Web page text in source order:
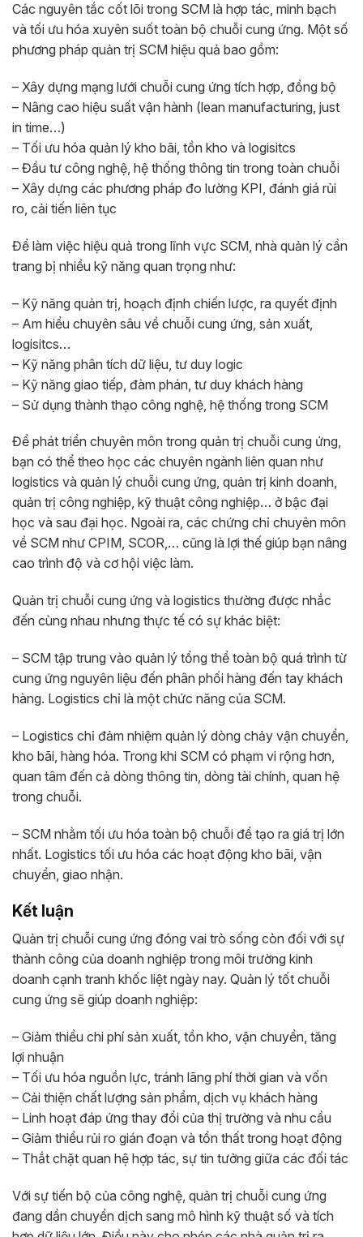
Các nguyên tắc cốt lõi trong SCM là hợp tác, minh bạch
và tối ưu hóa xuyên suốt toàn bộ chuỗi cung ứng. Một số
phương pháp quản trị SCM hiệu quả bao gồm:
– Xây dựng mạng lưới chuỗi cung ứng tích hợp, đồng bộ
– Nâng cao hiệu suất vận hành (lean manufacturing, just
in time…)
– Tối ưu hóa quản lý kho bãi, tồn kho và logisitcs
– Đầu tư công nghệ, hệ thống thông tin trong toàn chuỗi
– Xây dựng các phương pháp đo lường KPI, đánh giá rủi
ro, cải tiến liên tục
Để làm việc hiệu quả trong lĩnh vực SCM, nhà quản lý cần
trang bị nhiều kỹ năng quan trọng như:
– Kỹ năng quản trị, hoạch định chiến lược, ra quyết định
– Am hiểu chuyên sâu về chuỗi cung ứng, sản xuất,
logisitcs…
– Kỹ năng phân tích dữ liệu, tư duy logic
– Kỹ năng giao tiếp, đàm phán, tư duy khách hàng
– Sử dụng thành thạo công nghệ, hệ thống trong SCM
Để phát triển chuyên môn trong quản trị chuỗi cung ứng,
bạn có thể theo học các chuyên ngành liên quan như
logistics và quản lý chuỗi cung ứng, quản trị kinh doanh,
quản trị công nghiệp, kỹ thuật công nghiệp… ở bậc đại
học và sau đại học. Ngoài ra, các chứng chỉ chuyên môn
về SCM như CPIM, SCOR,… cũng là lợi thế giúp bạn nâng
cao trình độ và cơ hội việc làm.
Quản trị chuỗi cung ứng và logistics thường được nhắc
đến cùng nhau nhưng thực tế có sự khác biệt:
– SCM tập trung vào quản lý tổng thể toàn bộ quá trình từ
cung ứng nguyên liệu đến phân phối hàng đến tay khách
hàng. Logistics chỉ là một chức năng của SCM.
– Logistics chỉ đảm nhiệm quản lý dòng chảy vận chuyển,
kho bãi, hàng hóa. Trong khi SCM có phạm vi rộng hơn,
quan tâm đến cả dòng thông tin, dòng tài chính, quan hệ
trong chuỗi.
– SCM nhằm tối ưu hóa toàn bộ chuỗi để tạo ra giá trị lớn
nhất. Logistics tối ưu hóa các hoạt động kho bãi, vận
chuyển, giao nhận.
Kết luận
Quản trị chuỗi cung ứng đóng vai trò sống còn đối với sự
thành công của doanh nghiệp trong môi trường kinh
doanh cạnh tranh khốc liệt ngày nay. Quản lý tốt chuỗi
cung ứng sẽ giúp doanh nghiệp:
– Giảm thiểu chi phí sản xuất, tồn kho, vận chuyển, tăng
lợi nhuận
– Tối ưu hóa nguồn lực, tránh lãng phí thời gian và vốn
– Cải thiện chất lượng sản phẩm, dịch vụ khách hàng
– Linh hoạt đáp ứng thay đổi của thị trường và nhu cầu
– Giảm thiểu rủi ro gián đoạn và tổn thất trong hoạt động
– Thắt chặt quan hệ hợp tác, sự tin tưởng giữa các đối tác
Với sự tiến bộ của công nghệ, quản trị chuỗi cung ứng
đang dần chuyển dịch sang mô hình kỹ thuật số và tích